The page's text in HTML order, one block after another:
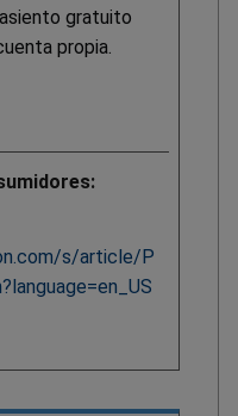
gratuito
propia.
s/article/P